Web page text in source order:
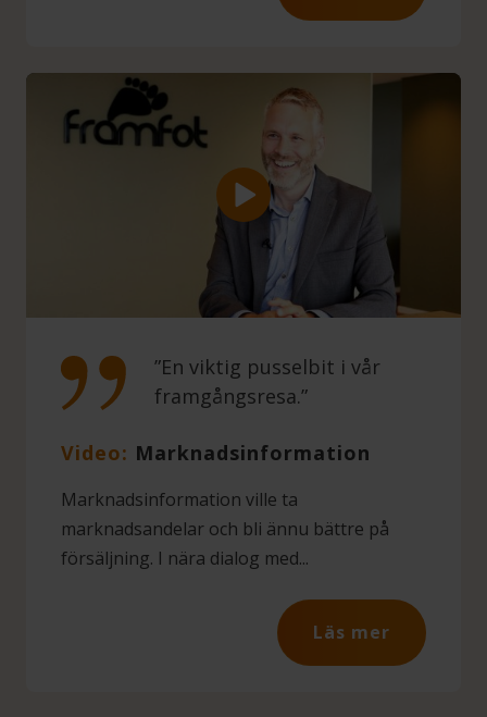
”En viktig pusselbit i vår
framgångsresa.”
Video: Marknadsinformation
Marknadsinformation ville ta
marknadsandelar och bli ännu bättre på
försäljning. I nära dialog med...
Läs mer